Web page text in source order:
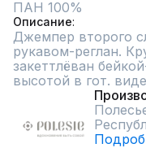
Описание
Джемпер второго
рукавом-реглан.
закеттлёван
высотой в гот.